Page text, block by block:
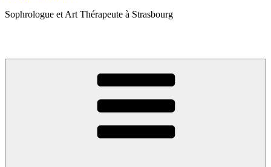
Sophrologue et Art Thérapeute à Strasbourg